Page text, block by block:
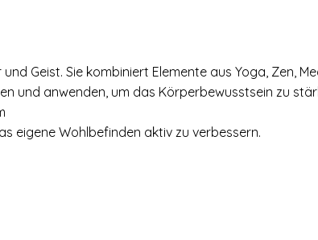
Geist. Sie kombiniert Elemente aus Yoga, Zen,
und anwenden, um das Körperbewusstsein zu
eigene Wohlbefinden aktiv zu verbessern.